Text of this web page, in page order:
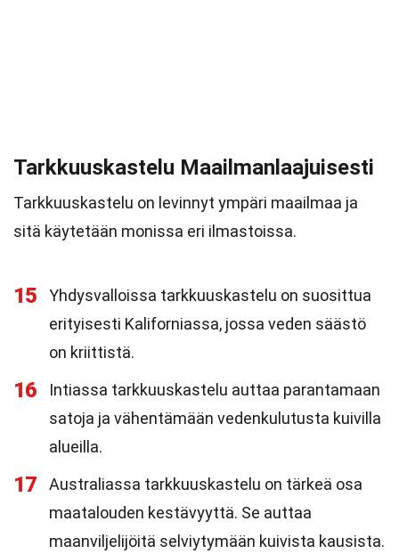
Tarkkuuskastelu Maailmanlaajuisesti
Tarkkuuskastelu on levinnyt ympäri maailmaa ja
sitä käytetään monissa eri ilmastoissa.
15
Yhdysvalloissa tarkkuuskastelu on suosittua
erityisesti Kaliforniassa, jossa veden säästö
on kriittistä.
16
Intiassa tarkkuuskastelu auttaa parantamaan
satoja ja vähentämään vedenkulutusta kuivilla
alueilla.
17
Australiassa tarkkuuskastelu on tärkeä osa
maatalouden kestävyyttä. Se auttaa
maanviljelijöitä selviytymään kuivista kausista.